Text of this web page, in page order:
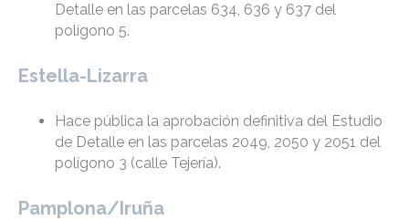
Detalle en las parcelas 634, 636 y 637 del
polígono 5.
Estella-Lizarra
Hace pública la aprobación definitiva del Estudio
de Detalle en las parcelas 2049, 2050 y 2051 del
polígono 3 (calle Tejería).
Pamplona/Iruña